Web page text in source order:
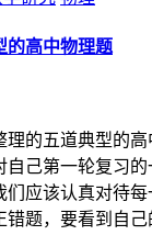
的高中物理题
理的五道典型的
自己第一轮复习
们应该认真对待
错题，要看到自